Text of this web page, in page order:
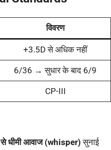
विवरण
+3.5D से अधिक नहीं
6/36 → सुधार के बाद 6/9
CP-III
से धीमी आवाज (whisper) सुनाई